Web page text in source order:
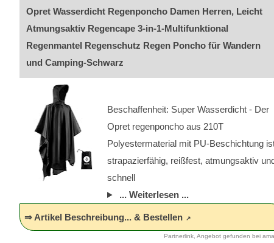
Opret Wasserdicht Regenponcho Damen Herren, Leicht
Atmungsaktiv Regencape 3-in-1-Multifunktional
Regenmantel Regenschutz Regen Poncho für Wandern
und Camping-Schwarz
Beschaffenheit: Super Wasserdicht - Der
Opret regenponcho aus 210T
Polyestermaterial mit PU-Beschichtung
strapazierfähig, reißfest, atmungsaktiv
schnell
... Weiterlesen ...
⇒ Artikel Beschreibung... & Bestellen
Partnerlink, Angebot gefunden bei